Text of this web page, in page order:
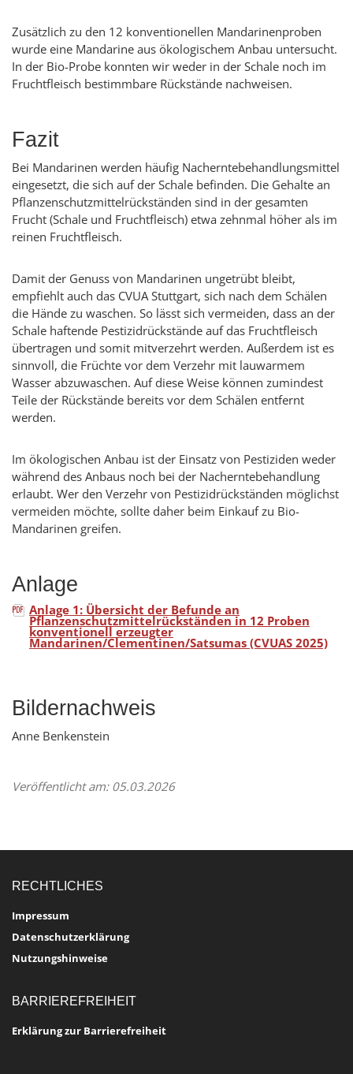
Zusätzlich zu den 12 konventionellen Mandarinenproben
wurde eine Mandarine aus ökologischem Anbau untersucht.
In der Bio-Probe konnten wir weder in der Schale noch im
Fruchtfleisch bestimmbare Rückstände nachweisen.
Fazit
Bei Mandarinen werden häufig Nacherntebehandlungsmittel
eingesetzt, die sich auf der Schale befinden. Die Gehalte an
Pflanzenschutzmittelrückständen sind in der gesamten
Frucht (Schale und Fruchtfleisch) etwa zehnmal höher als im
reinen Fruchtfleisch.
Damit der Genuss von Mandarinen ungetrübt bleibt,
empfiehlt auch das CVUA Stuttgart, sich nach dem Schälen
die Hände zu waschen. So lässt sich vermeiden, dass an der
Schale haftende Pestizidrückstände auf das Fruchtfleisch
übertragen und somit mitverzehrt werden. Außerdem ist es
sinnvoll, die Früchte vor dem Verzehr mit lauwarmem
Wasser abzuwaschen. Auf diese Weise können zumindest
Teile der Rückstände bereits vor dem Schälen entfernt
werden.
Im ökologischen Anbau ist der Einsatz von Pestiziden weder
während des Anbaus noch bei der Nacherntebehandlung
erlaubt. Wer den Verzehr von Pestizidrückständen möglichst
vermeiden möchte, sollte daher beim Einkauf zu Bio-
Mandarinen greifen.
Anlage
Anlage 1: Übersicht der Befunde an
Pflanzenschutzmittelrückständen in 12 Proben
konventionell erzeugter
Mandarinen/Clementinen/Satsumas (CVUAS 2025)
Bildernachweis
Anne Benkenstein
Veröffentlicht am: 05.03.2026
RECHTLICHES
Impressum
Datenschutzerklärung
Nutzungshinweise
BARRIEREFREIHEIT
Erklärung zur Barrierefreiheit